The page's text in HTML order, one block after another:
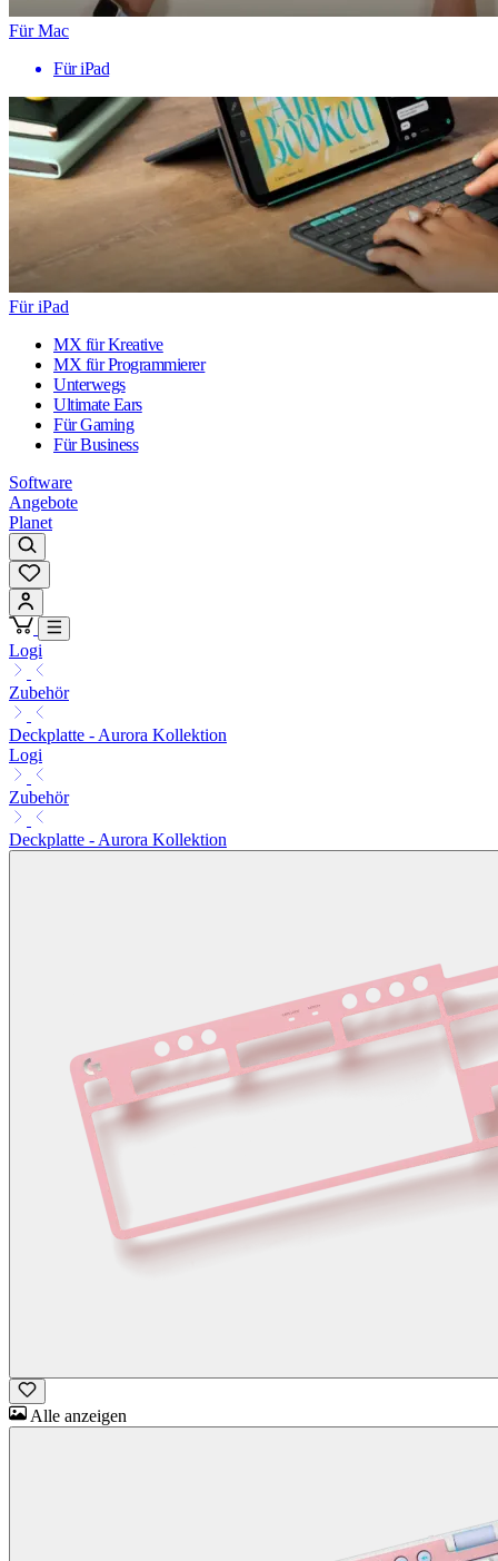
Für Mac
Für iPad
Für iPad
MX für Kreative
MX für Programmierer
Unterwegs
Ultimate Ears
Für Gaming
Für Business
Software
Angebote
Planet
Logi
Zubehör
Deckplatte - Aurora Kollektion
Logi
Zubehör
Deckplatte - Aurora Kollektion
Alle anzeigen